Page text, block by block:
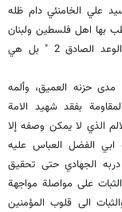
علي الخامنئي دام ظله
بها اهل فلسطين ولبنان
والشعوب العربية كانت لا تقل اهمية عن عملية " الوعد الصادق 2 " بل هي
حزنه العميق، وألمه
بفقد شهيد الامة
الذي لا يمكن وصفه إلا
ابي الفضل العباس عليه
الجهادي حتى تحقيق
على مواصلة مواجهة
الى قلوب المؤمنين